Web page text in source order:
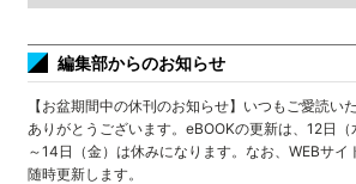
編集部からのお知らせ
【お盆期間中の休刊のお知らせ】いつもご愛読い
ありがとうございます。eBOOKの更新は、12日（
～14日（金）は休みになります。なお、WEBサイ
随時更新します。